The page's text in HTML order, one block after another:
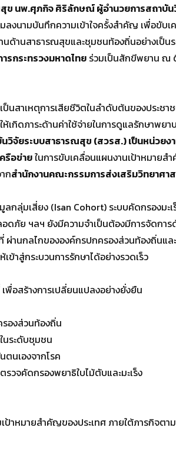
ข นพ.ศุภกิจ ศิริลักษณ์ ผู้อำนวยการสถาบั
ลงนามบันทึกความเข้าใจครั้งสำคัญ เพื่อขับ
นด้านสาธารณสุขและชุมชนท้องถิ่นอย่างเ
กระทรวงมหาดไทย ร่วมเป็นสักขีพยาน ณ
าเหตุการเสียชีวิตในลำดับต้นของประชา
เกิดภาระด้านค่าใช้จ่ายในการดูแลรักษาพ
วิจัยระบบสาธารณสุข (สวรส.) เป็นหน่วย
รือข่ายในการขับเคลื่อนแผนงานเป้าหมาย
กสำนักงานคณะกรรมการส่งเสริมวิทยาศ
ลุ่มเสี่ยง (Isan Cohort) ระบบคัดกรองมะ
ภัย ฯลฯ ยังมีความจำเป็นต้องมีการจัดกา
านกลไกขององค์กรปกครองส่วนท้องถิ่นแล
ข้าสู่กระบวนการรักษาได้อย่างรวดเร็ว
อสร้างการเปลี่ยนแปลงอย่างยั่งยืน
องส่วนท้องถิ่น
นระดับชุมชน
ตนเองจากโรค
วจคัดกรองพยาธิใบไม้ตับและมะเร็ง
มายสำคัญของประเทศ ภายใต้ภารกิจตา